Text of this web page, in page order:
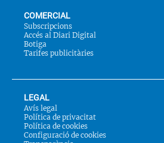
COMERCIAL
Subscripcions
Accés al Diari Digital
Botiga
Tarifes publicitàries
LEGAL
Avís legal
Política de privacitat
Política de cookies
Configuració de cookies